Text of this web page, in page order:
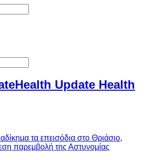
Health Update Health